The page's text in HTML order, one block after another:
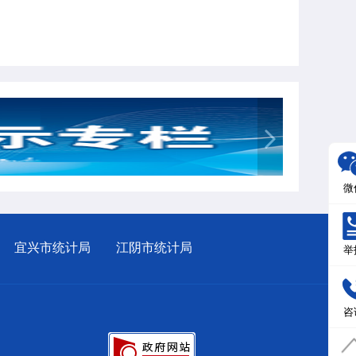
宜兴市统计局 江阴市统计局
微
举
咨